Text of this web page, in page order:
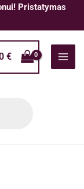
Pristatymas
€